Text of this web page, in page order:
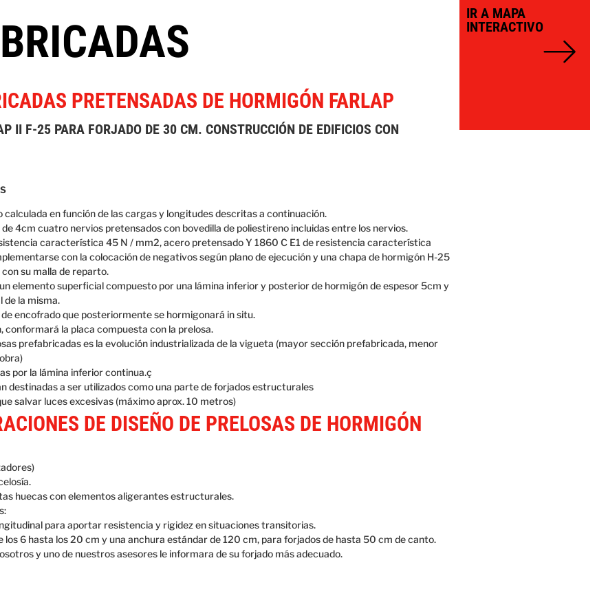
IR A MAPA
INTERACTIVO
PRETENSADAS DE HORMIGÓN FARLAP
II F-25 PARA FORJADO DE 30 CM. CONSTRUCCIÓN DE EDIFICIOS CON
en función de las cargas y longitudes descritas a continuación.
4cm cuatro nervios pretensados con bovedilla de poliestireno incluidas entre los nervios.
característica 45 N / mm2, acero pretensado Y 1860 C E1 de resistencia característica
con la colocación de negativos según plano de ejecución y una chapa de hormigón H-25
su malla de reparto.
elemento superficial compuesto por una lámina inferior y posterior de hormigón de espesor 5cm y
de la misma.
encofrado que posteriormente se hormigonará in situ.
conformará la placa compuesta con la prelosa.
prefabricadas es la evolución industrializada de la vigueta (mayor sección prefabricada, menor
por la lámina inferior continua.ç
destinadas a ser utilizados como una parte de forjados estructurales
salvar luces excesivas (máximo aprox. 10 metros)
DE DISEÑO DE PRELOSAS DE HORMIGÓN
huecas con elementos aligerantes estructurales.
para aportar resistencia y rigidez en situaciones transitorias.
los 6 hasta los 20 cm y una anchura estándar de 120 cm, para forjados de hasta 50 cm de canto.
y uno de nuestros asesores le informara de su forjado más adecuado.